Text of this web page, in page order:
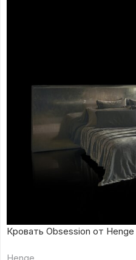
Кровать Obsession от Henge